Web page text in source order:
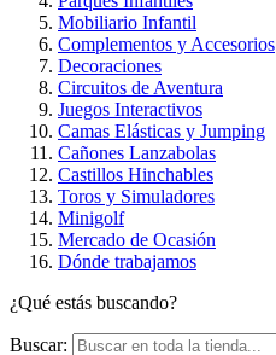
Mobiliario Infantil
Complementos y Accesorios
Decoraciones
Circuitos de Aventura
Juegos Interactivos
Camas Elásticas y Jumping
Cañones Lanzabolas
Castillos Hinchables
Toros y Simuladores
Minigolf
Mercado de Ocasión
Dónde trabajamos
¿Qué estás buscando?
Buscar: